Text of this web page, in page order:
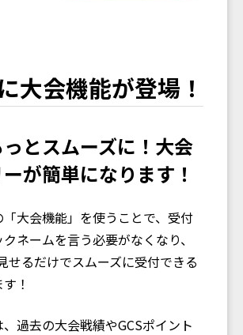
大会機能が登場！
とスムーズに！大会
が簡単になります！
大会機能」を使うことで、受付
ネームを言う必要がなくなり、
せるだけでスムーズに受付できる
！
過去の大会戦績やGCSポイント